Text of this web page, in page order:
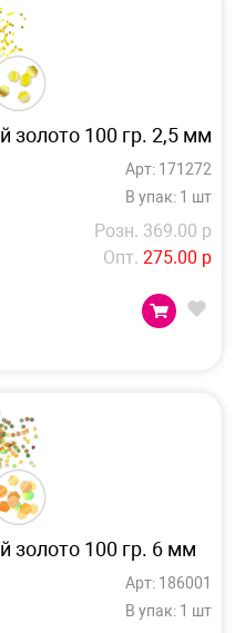
золото 100 гр. 2,5 мм
Арт: 171272
В упак: 1 шт
Розн. 369.00 р
Опт. 275.00 р
золото 100 гр. 6 мм
Арт: 186001
В упак: 1 шт